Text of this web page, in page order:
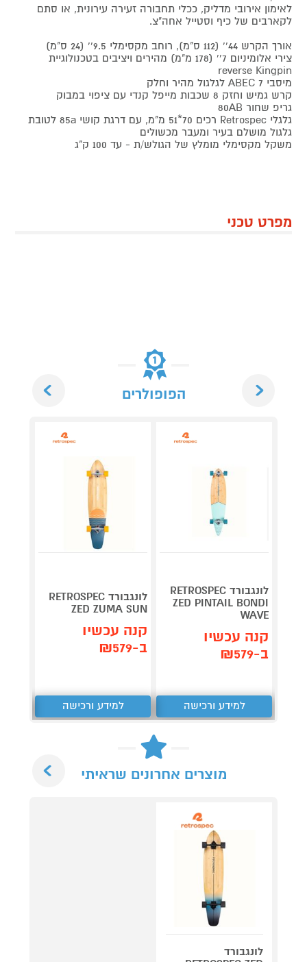
לאימון אירובי מדליק, ככלי תחבורה זעירה עירונית, או סתם
לקארבים של כיף וסטייל אחה"צ.
אורך הקרש 44'' (112 ס"מ), רוחב מקסימלי 9.5'' (24 ס"מ)
צירי אלומיניום 7'' (178 מ"מ) מהירים ויציבים בטכנולוגיית
reverse Kingpin
מיסבי ABEC 7 לגלגול מהיר וחלק
קרש גמיש וחזק 8 שכבות מייפל קנדי עם ציפוי במבוק
גריפ שחור 80AB
גלגלי Retrospec רכים 70*51 מ"מ, עם דרגת קושי 85a לטובת
גלגול מושלם בעיר ומעבר מכשולים
משקל מקסימלי מומלץ של הגולש/ת - עד 100 ק"ג
מפרט טכני
הפופולרים
לונגבורד RETROSPEC
ZED PINTAIL BONDI
WAVE
קנה עכשיו
ב-₪579
למידע ורכישה
לונגבורד RETROSPEC
ZED ZUMA SUN
קנה עכשיו
ב-₪579
למידע ורכישה
מוצרים אחרונים שראיתי
לונגבורד